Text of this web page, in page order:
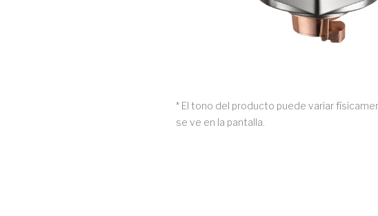
* El tono del producto puede variar
se ve en la pantalla.